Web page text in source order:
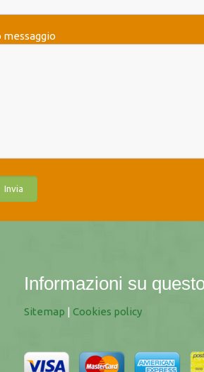
messaggio
Informazioni su
Sitemap | Cookies policy